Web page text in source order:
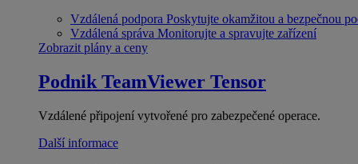
Vzdálená podpora Poskytujte okamžitou a bezpečnou
Vzdálená správa Monitorujte a spravujte zařízení
Zobrazit plány a ceny
Podnik TeamViewer Tensor
Vzdálené připojení vytvořené pro zabezpečené operace.
Další informace